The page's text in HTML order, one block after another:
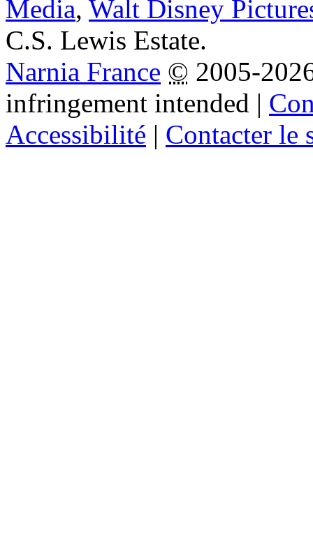
Media, Walt Disney
C.S. Lewis Estate.
Narnia France © 2005-
infringement intended |
Accessibilité | Contacter le